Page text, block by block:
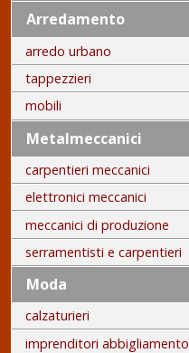
Arredamento
arredo urbano
tappezzieri
mobili
Metalmeccanici
carpentieri meccanici
elettronici meccanici
meccanici di produzione
serramentisti e carpentieri
Moda
calzaturieri
imprenditori abbigliamento